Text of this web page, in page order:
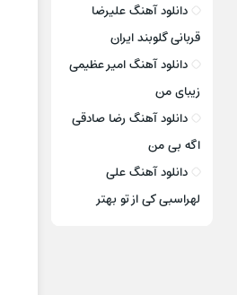
دانلود آهنگ علیرضا
قربانی گلوبند ایران
دانلود آهنگ امیر عظیمی
زیبای من
دانلود آهنگ رضا صادقی
اگه بی من
دانلود آهنگ علی
لهراسبی کی از تو ‌بهتر